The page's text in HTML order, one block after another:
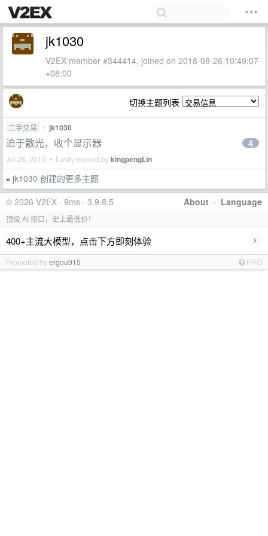
jk1030
V2EX member #344414, joined on 2018-08-26 10:49:07
+08:00
切换主题列表
二手交易 • jk1030
迫于散光，收个显示器
Jul 26, 2019 • Lastly replied bykingpengLin
4
» jk1030 创建的更多主题
About · Language
© 2026 V2EX · 9ms · 3.9.8.5
顶级 AI 接口，史上最低价！
400+主流大模型，点击下方即刻体验 ›
Promoted byergou915 PRO